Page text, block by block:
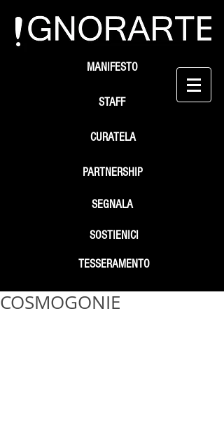
STAFF
SEGNALA
SOSTIENICI
MANIFESTO
PARTNERSHIP
TESSERAMENTO
CURATELA
COSMOGONIE